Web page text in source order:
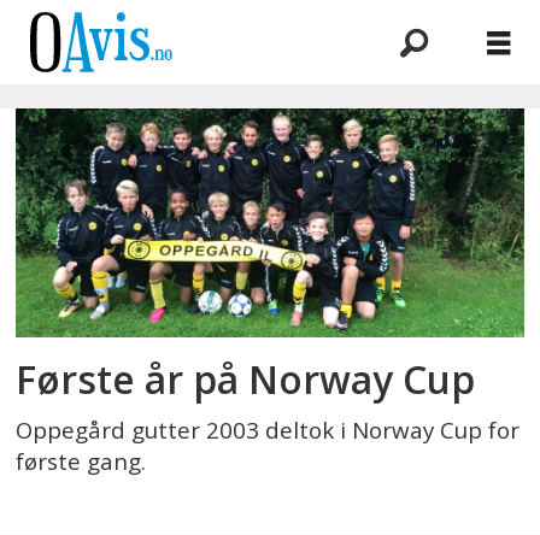
Emne:
g2003
Første år på Norway Cup
Oppegård gutter 2003 deltok i Norway Cup for
første gang.